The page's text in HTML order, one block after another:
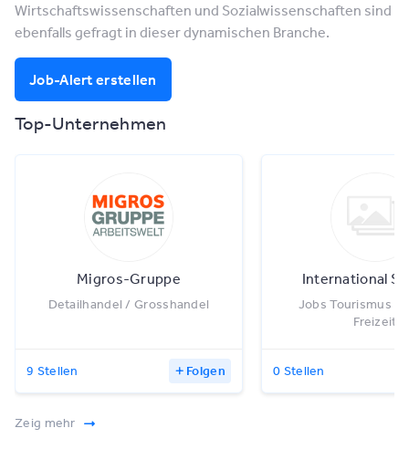
Wirtschaftswissenschaften und Sozialwissenschaften sind
ebenfalls gefragt in dieser dynamischen Branche.
Job-Alert erstellen
Top-Unternehmen
Migros-Gruppe
Detailhandel / Grosshandel
9 Stellen Folgen
International
Jobs Tourismus /
Freizeit
0 Stellen
Zeig mehr